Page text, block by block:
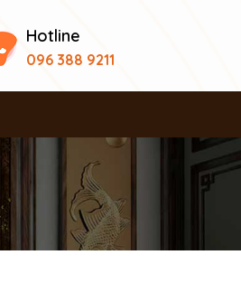
Hotline
096 388 9211